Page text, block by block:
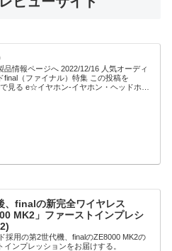
品情報ページへ 2022/12/16 人気オーディ
final（ファイナル）特集 この投稿を
見る e☆イヤホン-イヤホン・ヘッドホン
、finalの新完全ワイヤレス
MK2」ファーストインプレシ
採用の第2世代機、finalのZE8000 MK2の
インプレッションをお届けする。